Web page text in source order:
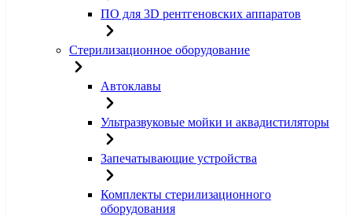
ПО для 3D рентгеновских аппаратов
Стерилизационное оборудование
Автоклавы
Ультразвуковые мойки и аквадистиляторы
Запечатывающие устройства
Комплекты стерилизационного
оборудования